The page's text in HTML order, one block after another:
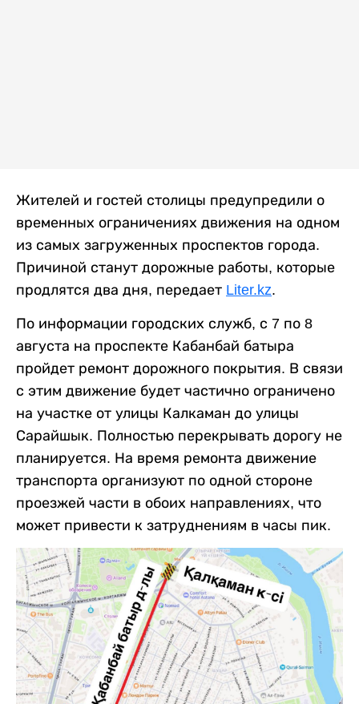
Жителей и гостей столицы предупредили о
временных ограничениях движения на одном
из самых загруженных проспектов города.
Причиной станут дорожные работы, которые
продлятся два дня, передает Liter.kz.
По информации городских служб, с 7 по 8
августа на проспекте Кабанбай батыра
пройдет ремонт дорожного покрытия. В связи
с этим движение будет частично ограничено
на участке от улицы Калкаман до улицы
Сарайшык. Полностью перекрывать дорогу не
планируется. На время ремонта движение
транспорта организуют по одной стороне
проезжей части в обоих направлениях, что
может привести к затруднениям в часы пик.